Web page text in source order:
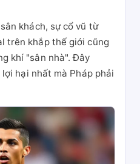
khách, sự cổ vũ từ
trên khắp thế giới cũng
khí "sân nhà". Đây
hại nhất mà Pháp phải